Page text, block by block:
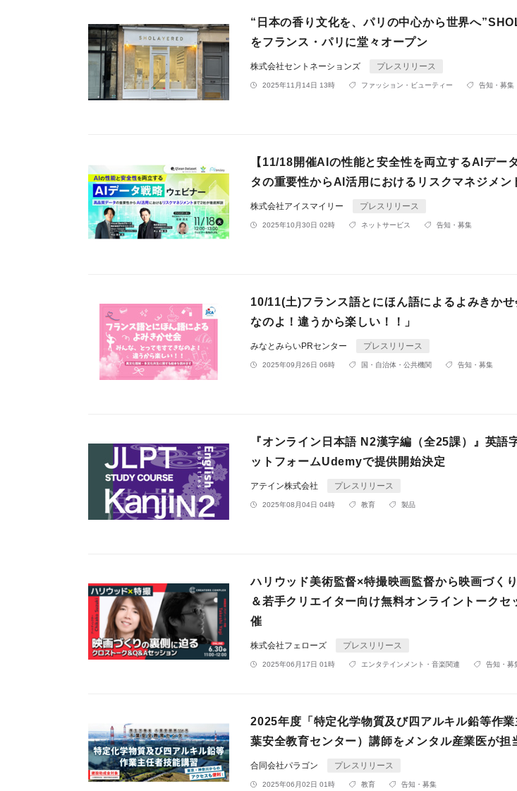
“日本の香り文化を、パリの中心から世界へ
をフランス・パリに堂々オープン
株式会社セントネーションズ プレスリリース
2025年11月14日 13時 ファッション・ビューティー 告知・募集
【11/18開催AIの性能と安全性を両立するAIデー
タの重要性からAI活用におけるリスクマネジメン
株式会社アイスマイリー プレスリリース
2025年10月30日 02時 ネットサービス 告知・募集
10/11(土)フランス語とにほん語によるよみきか
なのよ！違うから楽しい！！」
みなとみらいPRセンター プレスリリース
2025年09月26日 06時 国・自治体・公共機関 告知・募集
『オンライン日本語 N2漢字編（全25課）』英語
ットフォームUdemyで提供開始決定
アテイン株式会社 プレスリリース
2025年08月04日 04時 教育 製品
ハリウッド美術監督×特撮映画監督から映画づく
＆若手クリエイター向け無料オンライントークセ
催
株式会社フェローズ プレスリリース
2025年06月17日 01時 エンタテインメント・音楽関連 告知・募
2025年度「特定化学物質及び四アルキル鉛等作
葉安全教育センター）講師をメンタル産業医が担
合同会社パラゴン プレスリリース
2025年06月02日 01時 教育 告知・募集